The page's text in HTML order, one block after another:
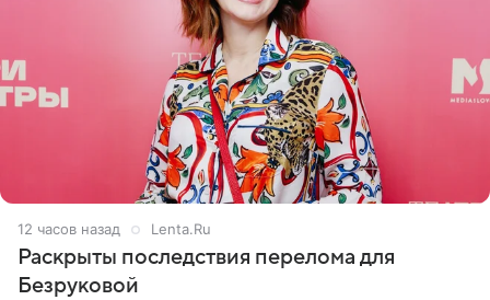
12 часов назад Lenta.Ru
Раскрыты последствия перелома для
Безруковой